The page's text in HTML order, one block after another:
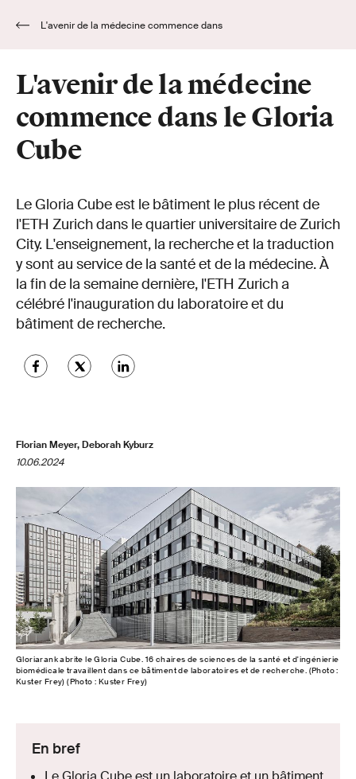
L'avenir de la médecine
commence dans le Gloria
Cube
Le Gloria Cube est le bâtiment le plus récent de
l'ETH Zurich dans le quartier universitaire de Zurich
City. L'enseignement, la recherche et la traduction
y sont au service de la santé et de la médecine. À
la fin de la semaine dernière, l'ETH Zurich a
célébré l'inauguration du laboratoire et du
bâtiment de recherche.
Florian Meyer, Deborah Kyburz
10.06.2024
Gloriarank abrite le Gloria Cube. 16 chaires de sciences de la santé et d'ingénierie
biomédicale travaillent dans ce bâtiment de laboratoires et de recherche. (Photo :
Kuster Frey) (Photo : Kuster Frey)
En bref